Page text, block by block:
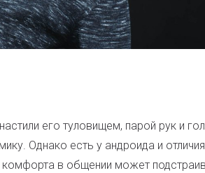
его туловищем, парой рук и
Однако есть у андроида и
в общении может